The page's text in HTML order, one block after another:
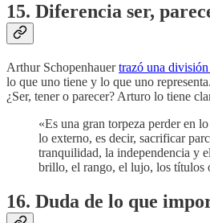
15. Diferencia ser,
Arthur Schopenhauertrazó una
lo que uno tiene y lo que uno
¿Ser, tener o parecer? Arturo lo tiene
«Es una gran torpeza perder en
lo externo, es decir, sacrificar
tranquilidad, la independencia y
brillo, el rango, el lujo, los títulos
16. Duda de lo que